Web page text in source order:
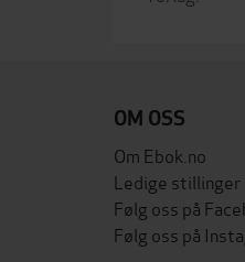
OM OSS
Om Ebok.no
Ledige stillinger
Følg oss på
Følg oss på